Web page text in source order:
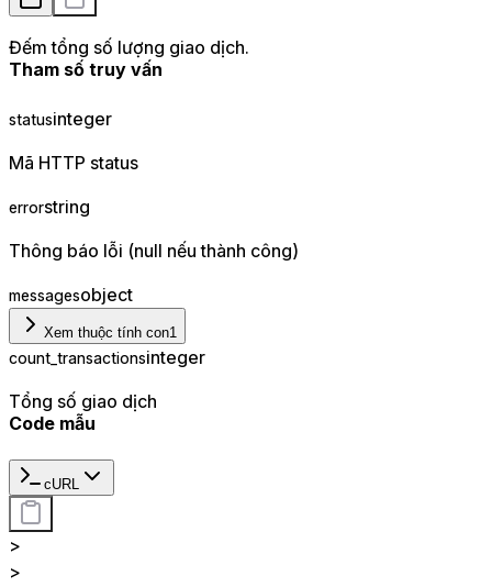
Đếm tổng số lượng giao dịch.
Tham số truy vấn
statusinteger
Mã HTTP status
errorstring
Thông báo lỗi (null nếu thành công)
messagesobject
Xem thuộc tính con1
count_transactionsinteger
Tổng số giao dịch
Code mẫu
cURL
>
>